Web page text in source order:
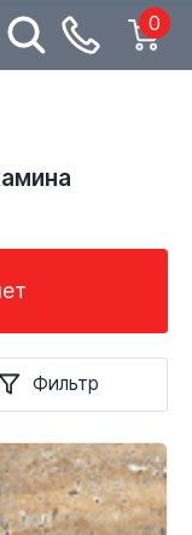
0
Фильтр